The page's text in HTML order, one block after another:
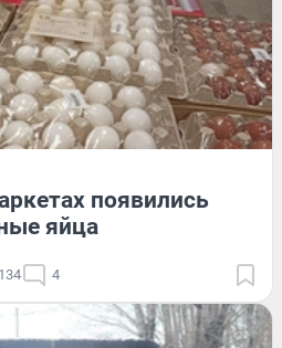
появились
яйца
4